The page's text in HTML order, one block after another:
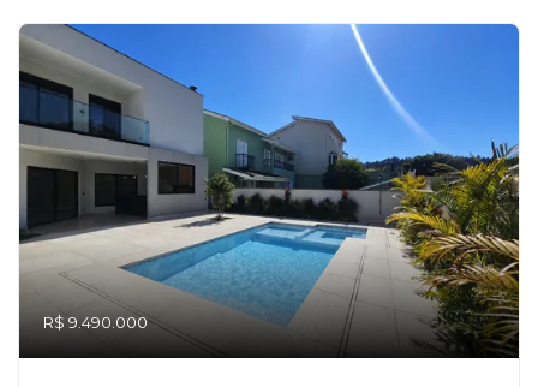
R$ 9.490.000